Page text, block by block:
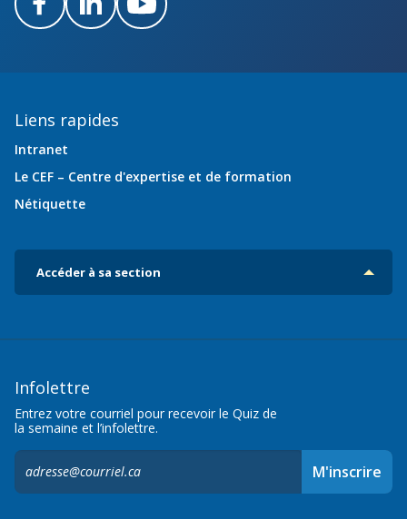
FacebookLinkedInYoutube
Liens rapides
Intranet
Le CEF – Centre d'expertise et de formation
Nétiquette
Accéder à sa section
Infolettre
Entrez votre courriel pour recevoir le Quiz de
la semaine et l’infolettre.
S'inscrire
M'inscrire